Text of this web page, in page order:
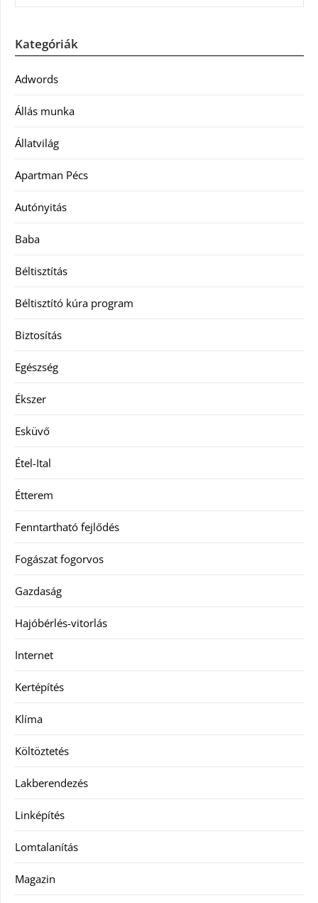
Kategóriák
Adwords
Állás munka
Állatvilág
Apartman Pécs
Autónyitás
Baba
Béltisztítás
Béltisztító kúra program
Biztosítás
Egészség
Ékszer
Esküvő
Étel-Ital
Étterem
Fenntartható fejlődés
Fogászat fogorvos
Gazdaság
Hajóbérlés-vitorlás
Internet
Kertépítés
Klíma
Költöztetés
Lakberendezés
Linképítés
Lomtalanítás
Magazin